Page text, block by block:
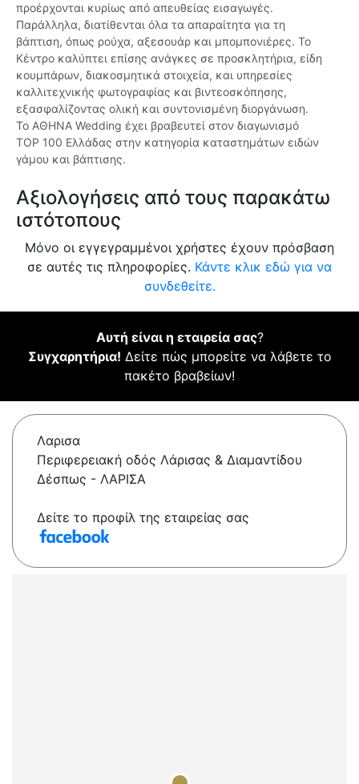
προέρχονται κυρίως από απευθείας εισαγωγές.
Παράλληλα, διατίθενται όλα τα απαραίτητα για τη
βάπτιση, όπως ρούχα, αξεσουάρ και μπομπονιέρες. Το
Κέντρο καλύπτει επίσης ανάγκες σε προσκλητήρια, είδη
κουμπάρων, διακοσμητικά στοιχεία, και υπηρεσίες
καλλιτεχνικής φωτογραφίας και βιντεοσκόπησης,
εξασφαλίζοντας ολική και συντονισμένη διοργάνωση.
Το ΑΘΗΝΑ Wedding έχει βραβευτεί στον διαγωνισμό
TOP 100 Ελλάδας στην κατηγορία καταστημάτων ειδών
γάμου και βάπτισης.
Αξιολογήσεις από τους παρακάτω
ιστότοπους
Μόνο οι εγγεγραμμένοι χρήστες έχουν πρόσβαση
σε αυτές τις πληροφορίες. Κάντε κλικ εδώ για να
συνδεθείτε.
Αυτή είναι η εταιρεία σας?
Συγχαρητήρια! Δείτε πώς μπορείτε να λάβετε το
πακέτο βραβείων!
Λαρισα
Περιφερειακή οδός Λάρισας & Διαμαντίδου
Δέσπως - ΛΑΡΙΣΑ
Δείτε το προφίλ της εταιρείας σας